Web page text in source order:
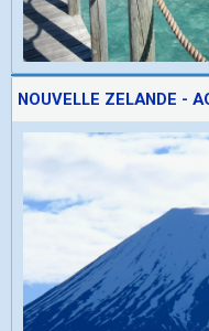
NOUVELLE ZELANDE -